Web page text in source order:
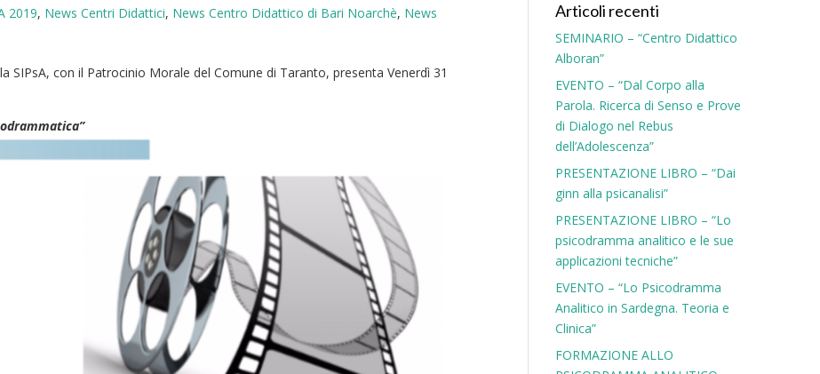
2019, News Centri Didattici, News Centro Didattico di Bari Noarchè, News
SIPsA, con il Patrocinio Morale del Comune di Taranto, presenta Venerdì 31
Articoli recenti
SEMINARIO – “Centro Didattico
Alboran”
EVENTO – “Dal Corpo alla
Parola. Ricerca di Senso e Prove
di Dialogo nel Rebus
dell’Adolescenza”
PRESENTAZIONE LIBRO – “Dai
ginn alla psicanalisi”
PRESENTAZIONE LIBRO – “Lo
psicodramma analitico e le sue
applicazioni tecniche”
EVENTO – “Lo Psicodramma
Analitico in Sardegna. Teoria e
Clinica”
FORMAZIONE ALLO